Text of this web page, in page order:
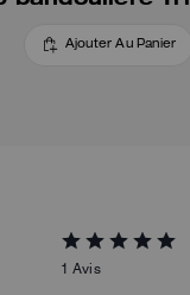
Ajouter Au Panier
1 Avis